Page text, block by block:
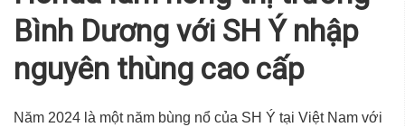
Bình Dương với SH Ý nhập
nguyên thùng cao cấp
Năm 2024 là một năm bùng nổ của SH Ý tại Việt Nam với